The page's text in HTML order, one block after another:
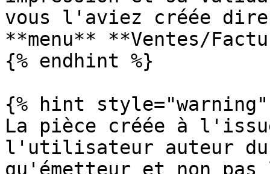
vous l'aviez créée
**menu** **Ventes/
{% endhint %}
{% hint style="warning"
La pièce créée à
l'utilisateur auteur
qu'émetteur et non